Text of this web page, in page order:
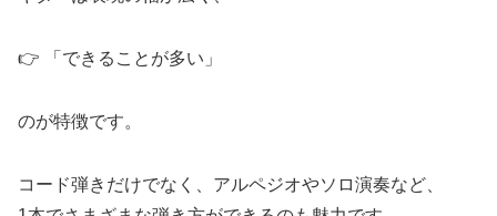
👉 「できることが多い」
のが特徴です。
コード弾きだけでなく、アルペジオやソロ演奏など、